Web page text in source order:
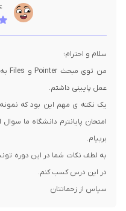
یک نکته ی مهم این بود که
امتحان پایانترم دانشگاه ما
سپاس از زحماتتان